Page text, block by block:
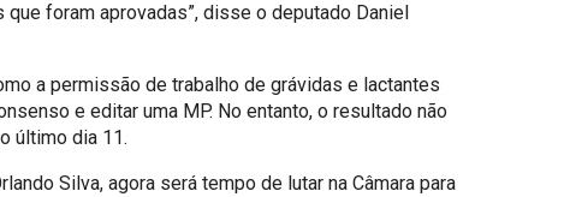
foram aprovadas”, disse o deputado Daniel
a permissão de trabalho de grávidas e lactantes
e editar uma MP. No entanto, o resultado não
último dia 11.
Silva, agora será tempo de lutar na Câmara para